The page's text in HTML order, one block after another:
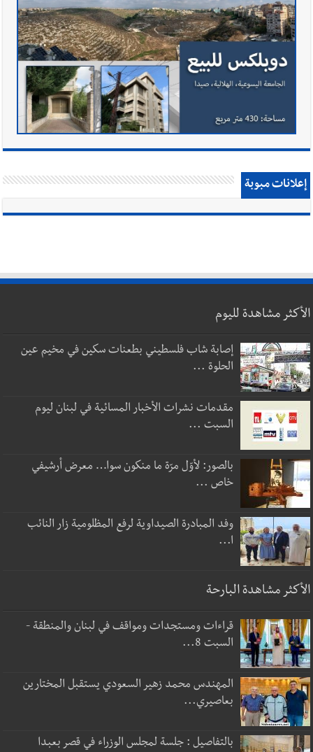
إعلانات مبوبة
الأكثر مشاهدة لليوم
إصابة شاب فلسطيني بطعنات سكين في مخيم عين
الحلوة ...
مقدمات نشرات الأخبار المسائية في لبنان ليوم
السبت ...
بالصور: لأوّل مرّة ما منكون سوا… معرض أرشيفي
خاص ...
وفد المبادرة الصيداوية لرفع المظلومية زار النائب
ا...
الأكثر مشاهدة البارحة
قراءات ومستجدات ومواقف في لبنان والمنطقة -
السبت 8...
المهندس محمد زهير السعودي يستقبل المختارين
بعاصيري...
بالتفاصيل : جلسة لمجلس الوزراء في قصر بعبدا